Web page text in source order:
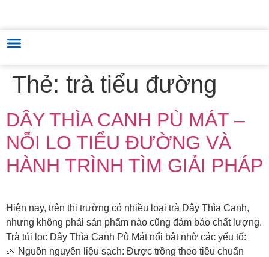
Thẻ: trà tiểu đường
DÂY THÌA CANH PÙ MÁT –
NỖI LO TIỂU ĐƯỜNG VÀ
HÀNH TRÌNH TÌM GIẢI PHÁP
Hiện nay, trên thị trường có nhiều loại trà Dây Thìa Canh,
nhưng không phải sản phẩm nào cũng đảm bảo chất lượng.
Trà túi lọc Dây Thìa Canh Pù Mát nổi bật nhờ các yếu tố:
🌿 Nguồn nguyên liệu sạch: Được trồng theo tiêu chuẩn